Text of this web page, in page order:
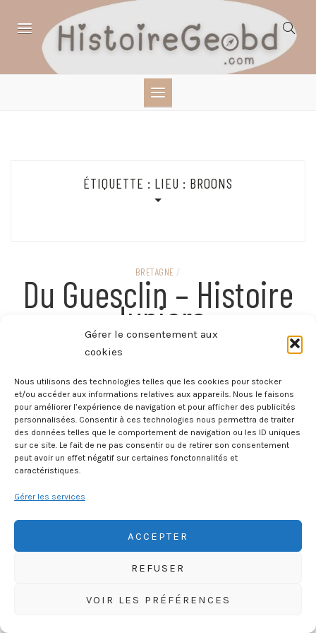
Gérer le consentement aux
cookies
Nous utilisons des technologies telles que les cookies pour stocker
et/ou accéder aux informations relatives aux appareils. Nous le faisons
pour améliorer l’expérience de navigation et pour afficher des publicités
personnalisées. Consentir à ces technologies nous permettra de traiter
des données telles que le comportement de navigation ou les ID uniques
sur ce site. Le fait de ne pas consentir ou de retirer son consentement
peut avoir un effet négatif sur certaines fonctonnalités et
caractéristiques.
Gérer les services
ACCEPTER
REFUSER
VOIR LES PRÉFÉRENCES
LITTÉRATURE EN
ÉTIQUETTE : LIEU : BROONS
BRETAGNE /
Du Guesclin – Histoire
Juniors
BRETAGNE/
Du Guesclin,
Connétable De France
HISTOIREGEOBD.COM
HISTOIRE, GÉOGRAPHIE, SCIENCES, LITTÉRATURE EN BD